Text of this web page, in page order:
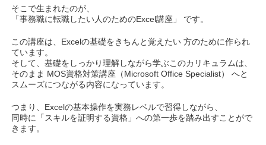
そこで生まれたのが、
「事務職に転職したい人のためのExcel講座」 です。
この講座は、Excelの基礎をきちんと覚えたい 方のために作られ
ています。
そして、基礎をしっかり理解しながら学ぶこのカリキュラムは、
そのまま MOS資格対策講座（Microsoft Office Specialist） へと
スムーズにつながる内容になっています。
つまり、Excelの基本操作を実務レベルで習得しながら、
同時に「スキルを証明する資格」への第一歩を踏み出すことがで
きます。